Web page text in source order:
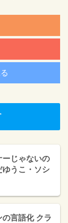
ーじゃないの
ゆうこ・ソシ
の言語化 クラ